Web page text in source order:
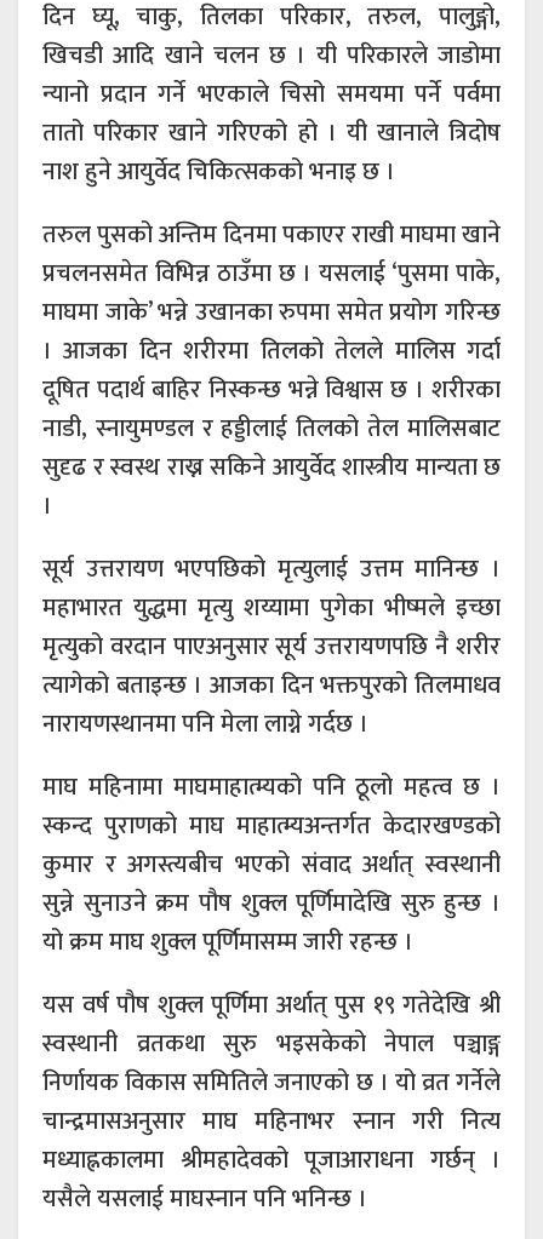
दिन घ्यू, चाकु, तिलका परिकार, तरुल, पालुङ्गो,
खिचडी आदि खाने चलन छ । यी परिकारले जाडोमा
न्यानो प्रदान गर्ने भएकाले चिसो समयमा पर्ने पर्वमा
तातो परिकार खाने गरिएको हो । यी खानाले त्रिदोष
नाश हुने आयुर्वेद चिकित्सकको भनाइ छ ।
तरुल पुसको अन्तिम दिनमा पकाएर राखी माघमा खाने
प्रचलनसमेत विभिन्न ठाउँमा छ । यसलाई ‘पुसमा पाके,
माघमा जाके’ भन्ने उखानका रुपमा समेत प्रयोग गरिन्छ
। आजका दिन शरीरमा तिलको तेलले मालिस गर्दा
दूषित पदार्थ बाहिर निस्कन्छ भन्ने विश्वास छ । शरीरका
नाडी, स्नायुमण्डल र हड्डीलाई तिलको तेल मालिसबाट
सुदृढ र स्वस्थ राख्न सकिने आयुर्वेद शास्त्रीय मान्यता छ
।
सूर्य उत्तरायण भएपछिको मृत्युलाई उत्तम मानिन्छ ।
महाभारत युद्धमा मृत्यु शय्यामा पुगेका भीष्मले इच्छा
मृत्युको वरदान पाएअनुसार सूर्य उत्तरायणपछि नै शरीर
त्यागेको बताइन्छ । आजका दिन भक्तपुरको तिलमाधव
नारायणस्थानमा पनि मेला लाग्ने गर्दछ ।
माघ महिनामा माघमाहात्म्यको पनि ठूलो महत्व छ ।
स्कन्द पुराणको माघ माहात्म्यअन्तर्गत केदारखण्डको
कुमार र अगस्त्यबीच भएको संवाद अर्थात् स्वस्थानी
सुन्ने सुनाउने क्रम पौष शुक्ल पूर्णिमादेखि सुरु हुन्छ ।
यो क्रम माघ शुक्ल पूर्णिमासम्म जारी रहन्छ ।
यस वर्ष पौष शुक्ल पूर्णिमा अर्थात् पुस १९ गतेदेखि श्री
स्वस्थानी व्रतकथा सुरु भइसकेको नेपाल पञ्चाङ्ग
निर्णायक विकास समितिले जनाएको छ । यो व्रत गर्नेले
चान्द्रमासअनुसार माघ महिनाभर स्नान गरी नित्य
मध्याह्नकालमा श्रीमहादेवको पूजाआराधना गर्छन् ।
यसैले यसलाई माघस्नान पनि भनिन्छ ।